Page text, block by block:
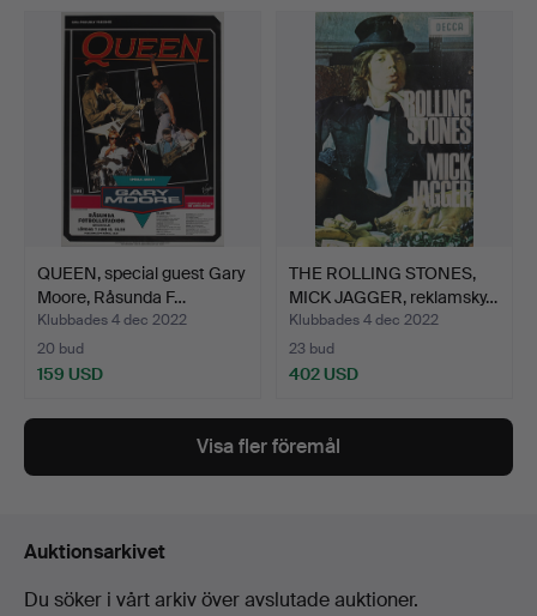
QUEEN, special guest Gary
Moore, Råsunda F…
Klubbades 4 dec 2022
20 bud
159 USD
THE ROLLING STONES,
MICK JAGGER, reklamsky…
Klubbades 4 dec 2022
23 bud
402 USD
Visa fler föremål
Auktionsarkivet
Du söker i vårt arkiv över avslutade auktioner.